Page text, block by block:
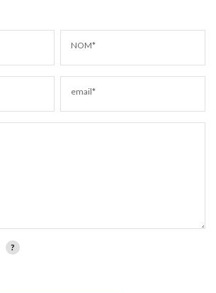
NOM*
email*